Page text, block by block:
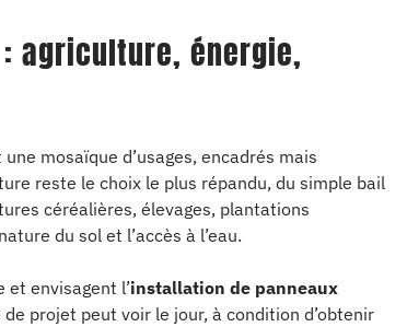
agriculture, énergie,
une mosaïque d’usages, encadrés mais
reste le choix le plus répandu, du simple bail
céréalières, élevages, plantations
du sol et l’accès à l’eau.
envisagent l’installation de panneaux
projet peut voir le jour, à condition d’obtenir